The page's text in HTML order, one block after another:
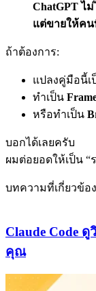
ChatGPT ไ
แต่ขายให้คน
ถ้าต้องการ:
แปลงคู่มือนี้เ
ทำเป็น
หรือทำเป็น
บอกได้เลยครับ
ผมต่อยอดให้เป็น “
บทความที่เกี่ยวข้อง
Claude Code
คุณ